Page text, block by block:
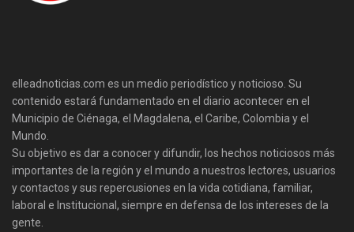
elleadnoticias.com es un medio periodístico y noticioso. Su
contenido estará fundamentado en el diario acontecer en el
Municipio de Ciénaga, el Magdalena, el Caribe, Colombia y el
Mundo.
Su objetivo es dar a conocer y difundir, los hechos noticiosos más
importantes de la región y el mundo a nuestros lectores, usuarios
y contactos y sus repercusiones en la vida cotidiana, familiar,
laboral e Institucional, siempre en defensa de los intereses de la
gente.